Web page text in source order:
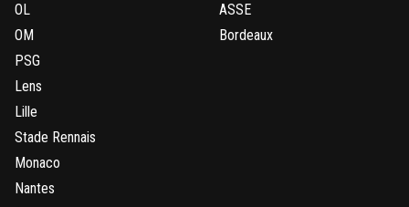
OL
OM
PSG
Lens
Lille
Stade Rennais
Monaco
Nantes
ASSE
Bordeaux